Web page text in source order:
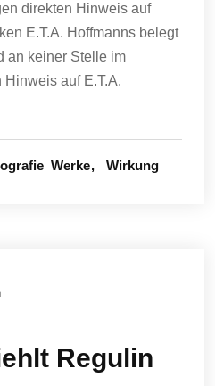
direkten Hinweis auf
E.T.A. Hoffmanns belegt
an keiner Stelle im
auf E.T.A.
Werke Wirkung
Regulin